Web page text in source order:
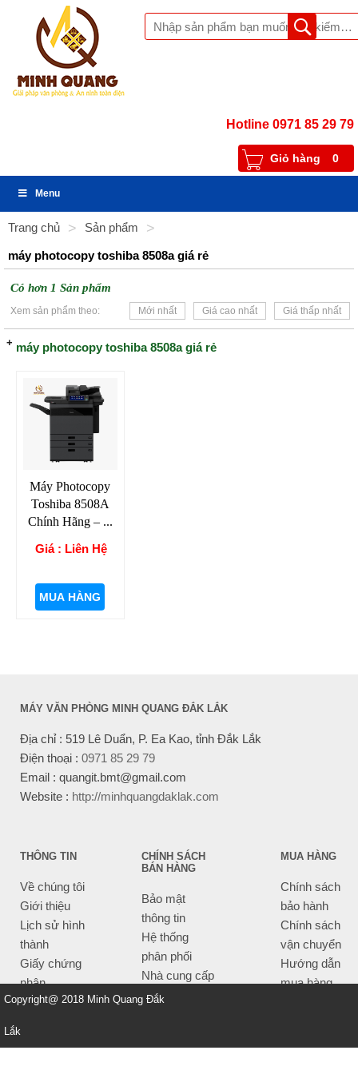
Hotline 0971 85 29 79
Giỏ hàng 0
Menu
Trang chủ > Sản phẩm >
máy photocopy toshiba 8508a giá rẻ
Có hơn 1 Sản phẩm
Xem sản phẩm theo: Mới nhất Giá cao nhất Giá thấp nhất
máy photocopy toshiba 8508a giá rẻ
Máy Photocopy
Toshiba 8508A
Chính Hãng – ...
Giá : Liên Hệ
MUA HÀNG
MÁY VĂN PHÒNG MINH QUANG ĐẮK LẮK
Địa chỉ : 519 Lê Duẩn, P. Ea Kao, tỉnh Đắk Lắk
Điện thoại : 0971 85 29 79
Email : quangit.bmt@gmail.com
Website : http://minhquangdaklak.com
THÔNG TIN
Về chúng tôi
Giới thiệu
Lịch sử hình
thành
Giấy chứng
nhận
CHÍNH SÁCH
BÁN HÀNG
Bảo mật
thông tin
Hệ thống
phân phối
Nhà cung cấp
Tiêu chí bán
MUA HÀNG
Chính sách
bảo hành
Chính sách
vận chuyển
Hướng dẫn
mua hàng
Copyright@ 2018 Minh Quang Đắk
Lắk